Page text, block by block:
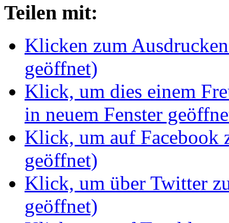
Teilen mit:
Klicken zum
geöffnet)
Klick, um dies einem
in neuem Fenster
Klick, um auf Facebook
geöffnet)
Klick, um über Twitter
geöffnet)